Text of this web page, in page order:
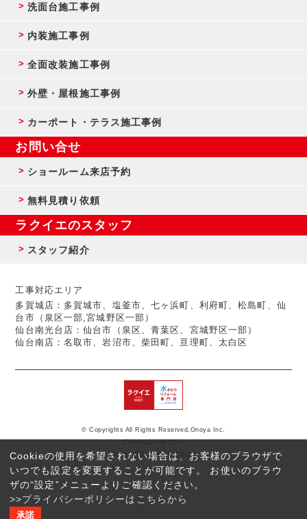
Cookieの使用を希望されない場合は、お客様のブラウザで
いつでも設定を変更することが可能です。 お使いのブラウ
ザの“設定”メニューよりご確認ください。
>>プライバシーポリシーはこちらから
承諾
反社会的勢力に対する基本方針
© Copyrights All Rights Reserved,Onoya Inc.
洗面台施工事例
内装施工事例
全面改装施工事例
外壁・屋根施工事例
カーポート・テラス施工事例
お問い合せ
ショールーム来店予約
無料見積り依頼
ラクイエのスタッフ
スタッフ紹介
工事対応エリア
多賀城店：多賀城市、塩釜市、七ヶ浜町、利府町、松島町、仙
台市（泉区一部,宮城野区一部）
仙台南光台店：仙台市（泉区、青葉区、宮城野区一部）
仙台南店：名取市、岩沼市、柴田町、亘理町、太白区